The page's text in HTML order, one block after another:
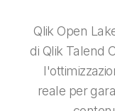
Back
Community
Assistenza
Portale dei
Back
Azienda
Back
Aumenta il valore
intelligenti con il
Piani per
Ottieni insight e
Libreria risorse
Qlik Open
di Qlik Talend
reale per